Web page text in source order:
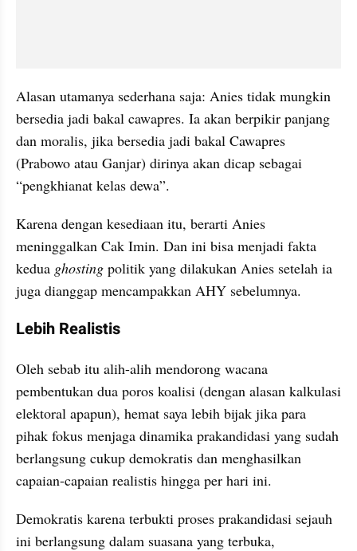
Alasan utamanya sederhana saja: Anies tidak mungkin
bersedia jadi bakal cawapres. Ia akan berpikir panjang
dan moralis, jika bersedia jadi bakal Cawapres
(Prabowo atau Ganjar) dirinya akan dicap sebagai
“pengkhianat kelas dewa”.
Karena dengan kesediaan itu, berarti Anies
meninggalkan Cak Imin. Dan ini bisa menjadi fakta
kedua ghosting politik yang dilakukan Anies setelah ia
juga dianggap mencampakkan AHY sebelumnya.
Lebih Realistis
Oleh sebab itu alih-alih mendorong wacana
pembentukan dua poros koalisi (dengan alasan kalkulasi
elektoral apapun), hemat saya lebih bijak jika para
pihak fokus menjaga dinamika prakandidasi yang sudah
berlangsung cukup demokratis dan menghasilkan
capaian-capaian realistis hingga per hari ini.
Demokratis karena terbukti proses prakandidasi sejauh
ini berlangsung dalam suasana yang terbuka,